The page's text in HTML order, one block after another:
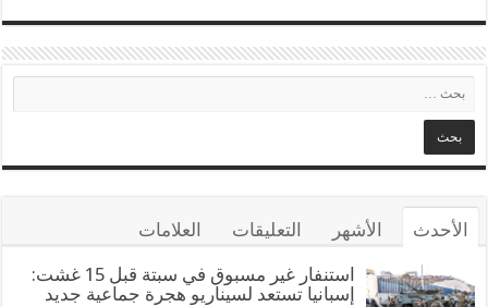
الأحدث الأشهر التعليقات العلامات
استنفار غير مسبوق في سبتة قبل 15 غشت:
إسبانيا تستعد لسيناريو هجرة جماعية جديد